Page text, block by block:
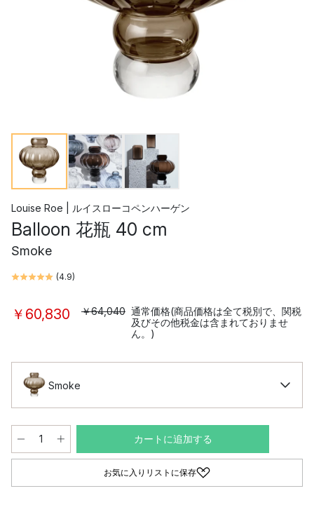
Louise Roe | ルイスローコペンハーゲン
Balloon 花瓶 40 cm
Smoke
(4.9)
￥60,830 ￥64,040 通常価格(商品価格は全て税別で、関税
及びその他税金は含まれておりませ
ん。)
Smoke
カートに追加する
お気に入りリストに保存